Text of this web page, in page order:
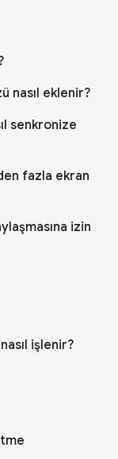
nasıl eklenir?
senkronize
fazla ekran
izin
işlenir?